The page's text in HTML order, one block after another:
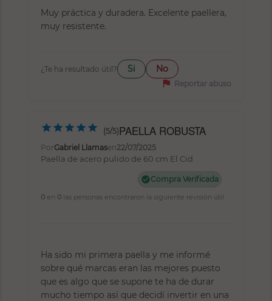
Muy práctica y duradera. Excelente paellera,
muy resistente.
¿Te ha resultado útil? Si
No
flag Reportar abuso
(5/5)PAELLA ROBUSTA
PorGabriel Llamasen22/07/2025
Paella de acero pulido de 60 cm El Cid
check_circleCompra Verificada
0 en 0 las personas encontraron la siguiente revisión útil
Ha sido mi primera paella y me informé
sobre qué marcas eran las mejores puesto
que es algo que se supone te ha de durar
mucho tiempo así que decidí invertir en una